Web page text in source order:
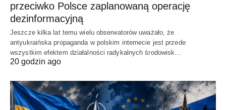
przeciwko Polsce zaplanowaną operację
dezinformacyjną
Jeszcze kilka lat temu wielu obserwatorów uważało, że
antyukraińska propaganda w polskim internecie jest przede
wszystkim efektem działalności radykalnych środowisk…
20 godzin ago